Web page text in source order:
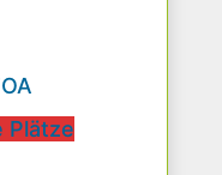
Plätze